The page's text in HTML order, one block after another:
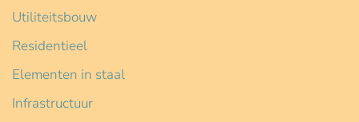
Utiliteitsbouw
Residentieel
Elementen in staal
Infrastructuur